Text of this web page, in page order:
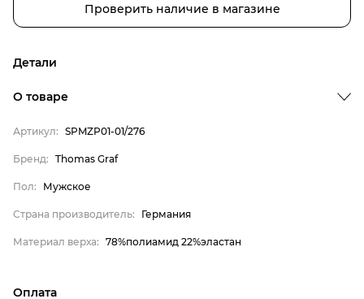
Проверить наличие в магазине
Детали
Бренд
Пол
Страна производитель
Материал верха
О товаре
Артикул: SPMZP01-01/276
Бренд: Thomas Graf
Пол: Мужское
Страна производитель: Германия
Материал верха: 78%полиамид 22%эластан
Оплата